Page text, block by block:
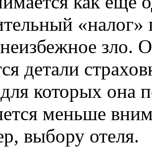
зло.
детали
которых она
меньше
выбору отеля.